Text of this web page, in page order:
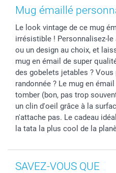
Cadres photo, accessoires
Coques smartphone
Stickers & Etiquettes
Statut de ma commnade
Mug émaillé
Le look vintage de ce mug
irrésistible ! Personnalisez-
ou un design au choix, et
mug en émail de super
des gobelets jetables ?
randonnée ? Le mug en
tomber (bon, pas trop
un clin d'oeil grâce à la
n'attache pas. Le cadeau
la tata la plus cool de la
SAVEZ-VOUS QUE